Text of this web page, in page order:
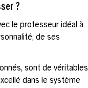
?
le professeur idéal à
de ses
sont de véritables
dans le système